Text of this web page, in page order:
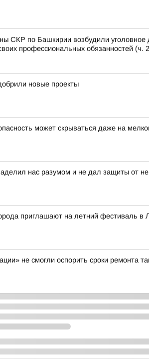
СКР по Башкирии возбудили уголовное
профессиональных обязанностей (ч.
новые проекты
может скрываться даже на
нас разумом и не дал защиты от
приглашают на летний фестиваль в
не смогли оспорить сроки ремонта